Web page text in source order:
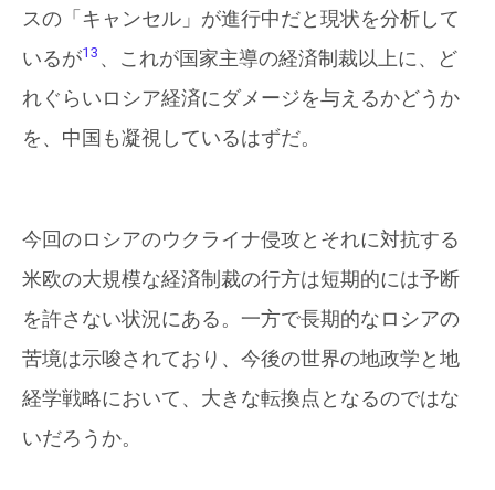
スの「キャンセル」が進行中だと現状を分析して
いるが13 、これが国家主導の経済制裁以上に、ど
れぐらいロシア経済にダメージを与えるかどうか
を、中国も凝視しているはずだ。
今回のロシアのウクライナ侵攻とそれに対抗する
米欧の大規模な経済制裁の行方は短期的には予断
を許さない状況にある。一方で長期的なロシアの
苦境は示唆されており、今後の世界の地政学と地
経学戦略において、大きな転換点となるのではな
いだろうか。